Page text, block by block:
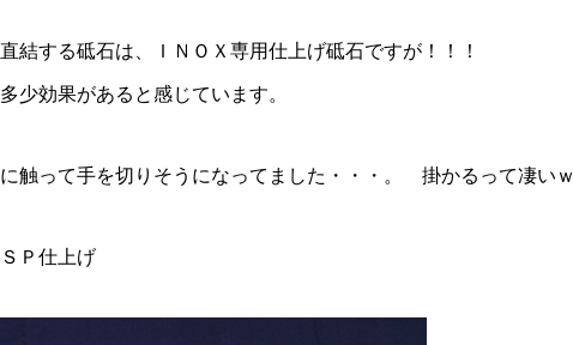
結する砥石は、ＩＮＯＸ専用仕上げ砥石ですが！！！
少効果があると感じています。
触って手を切りそうになってました・・・。 掛かるって凄いｗ
Ｐ仕上げ